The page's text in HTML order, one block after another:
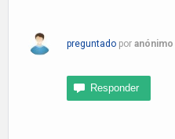
preguntado por anónimo